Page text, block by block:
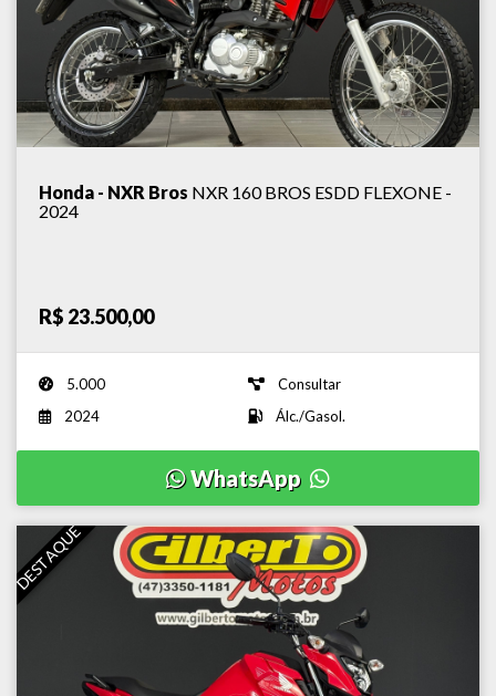
Honda - NXR Bros NXR 160 BROS ESDD FLEXONE -
2024
R$ 23.500,00
5.000
Consultar
2024
Álc./Gasol.
WhatsApp
DESTAQUE